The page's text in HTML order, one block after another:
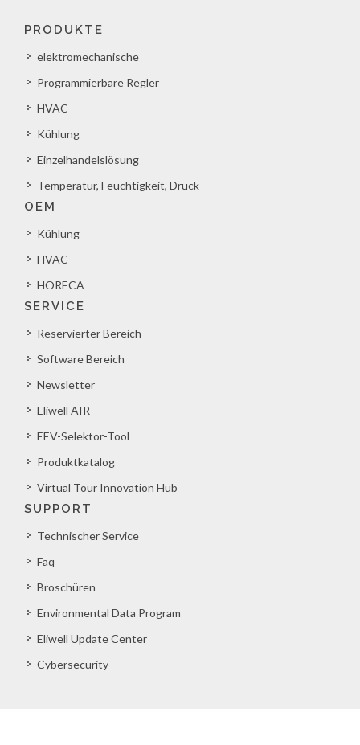
PRODUKTE
elektromechanische
Programmierbare Regler
HVAC
Kühlung
Einzelhandelslösung
Temperatur, Feuchtigkeit, Druck
OEM
Kühlung
HVAC
HORECA
SERVICE
Reservierter Bereich
Software Bereich
Newsletter
Eliwell AIR
EEV-Selektor-Tool
Produktkatalog
Virtual Tour Innovation Hub
SUPPORT
Technischer Service
Faq
Broschüren
Environmental Data Program
Eliwell Update Center
Cybersecurity